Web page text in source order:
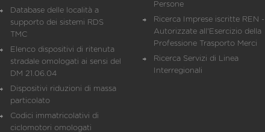
Database delle località a
supporto dei sistemi RDS
TMC
Elenco dispositivi di ritenuta
stradale omologati ai sensi del
DM 21.06.04
Dispositivi riduzioni di massa
particolato
Codici immatricolativi di
ciclomotori omologati
Persone
Ricerca Imprese iscritte REN -
Autorizzate all'Esercizio della
Professione Trasporto Merci
Ricerca Servizi di Linea
Interregionali